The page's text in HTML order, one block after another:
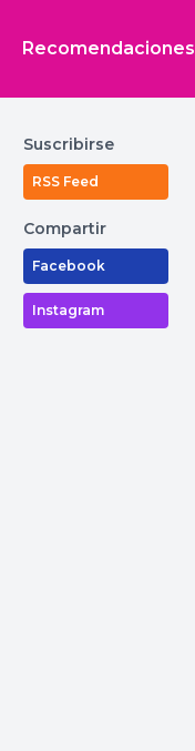
Recomendaciones
Suscribirse
RSS Feed
Compartir
Facebook
Instagram